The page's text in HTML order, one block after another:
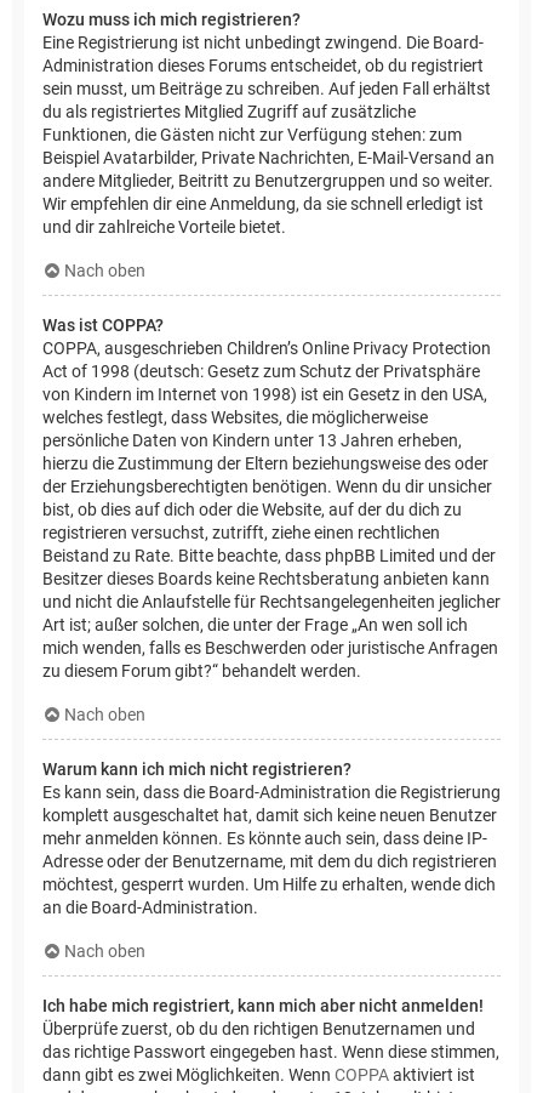
Wozu muss ich mich registrieren?
Eine Registrierung ist nicht unbedingt zwingend. Die Board-
Administration dieses Forums entscheidet, ob du registriert
sein musst, um Beiträge zu schreiben. Auf jeden Fall erhältst
du als registriertes Mitglied Zugriff auf zusätzliche
Funktionen, die Gästen nicht zur Verfügung stehen: zum
Beispiel Avatarbilder, Private Nachrichten, E-Mail-Versand an
andere Mitglieder, Beitritt zu Benutzergruppen und so weiter.
Wir empfehlen dir eine Anmeldung, da sie schnell erledigt ist
und dir zahlreiche Vorteile bietet.
Nach oben
Was ist COPPA?
COPPA, ausgeschrieben Children’s Online Privacy Protection
Act of 1998 (deutsch: Gesetz zum Schutz der Privatsphäre
von Kindern im Internet von 1998) ist ein Gesetz in den USA,
welches festlegt, dass Websites, die möglicherweise
persönliche Daten von Kindern unter 13 Jahren erheben,
hierzu die Zustimmung der Eltern beziehungsweise des oder
der Erziehungsberechtigten benötigen. Wenn du dir unsicher
bist, ob dies auf dich oder die Website, auf der du dich zu
registrieren versuchst, zutrifft, ziehe einen rechtlichen
Beistand zu Rate. Bitte beachte, dass phpBB Limited und der
Besitzer dieses Boards keine Rechtsberatung anbieten kann
und nicht die Anlaufstelle für Rechtsangelegenheiten jeglicher
Art ist; außer solchen, die unter der Frage „An wen soll ich
mich wenden, falls es Beschwerden oder juristische Anfragen
zu diesem Forum gibt?“ behandelt werden.
Nach oben
Warum kann ich mich nicht registrieren?
Es kann sein, dass die Board-Administration die Registrierung
komplett ausgeschaltet hat, damit sich keine neuen Benutzer
mehr anmelden können. Es könnte auch sein, dass deine IP-
Adresse oder der Benutzername, mit dem du dich registrieren
möchtest, gesperrt wurden. Um Hilfe zu erhalten, wende dich
an die Board-Administration.
Nach oben
Ich habe mich registriert, kann mich aber nicht anmelden!
Überprüfe zuerst, ob du den richtigen Benutzernamen und
das richtige Passwort eingegeben hast. Wenn diese stimmen,
dann gibt es zwei Möglichkeiten. Wenn COPPAaktiviert ist